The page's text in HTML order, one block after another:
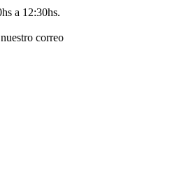
a 12:30hs.
correo